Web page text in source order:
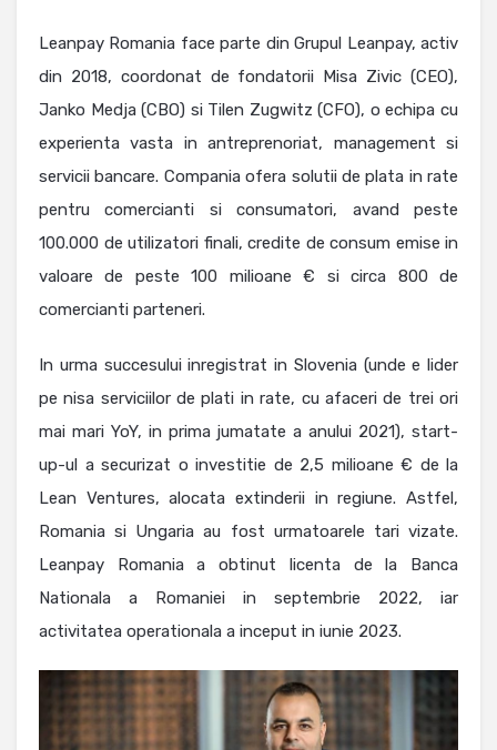
Leanpay Romania face parte din Grupul Leanpay, activ
din 2018, coordonat de fondatorii Misa Zivic (CEO),
Janko Medja (CBO) si Tilen Zugwitz (CFO), o echipa cu
experienta vasta in antreprenoriat, management si
servicii bancare. Compania ofera solutii de plata in rate
pentru comercianti si consumatori, avand peste
100.000 de utilizatori finali, credite de consum emise in
valoare de peste 100 milioane € si circa 800 de
comercianti parteneri.
In urma succesului inregistrat in Slovenia (unde e lider
pe nisa serviciilor de plati in rate, cu afaceri de trei ori
mai mari YoY, in prima jumatate a anului 2021), start-
up-ul a securizat o investitie de 2,5 milioane € de la
Lean Ventures, alocata extinderii in regiune. Astfel,
Romania si Ungaria au fost urmatoarele tari vizate.
Leanpay Romania a obtinut licenta de la Banca
Nationala a Romaniei in septembrie 2022, iar
activitatea operationala a inceput in iunie 2023.